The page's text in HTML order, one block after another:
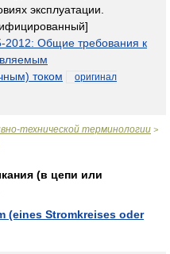
эксплуатации.
Общие требования к
током
оригинал
технической терминологии >
(в цепи или
(eines Stromkreises oder